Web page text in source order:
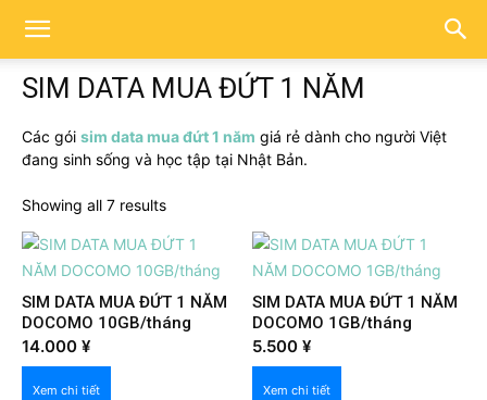
SIM DATA MUA ĐỨT 1 NĂM
Các gói sim data mua đứt 1 năm giá rẻ dành cho người Việt
đang sinh sống và học tập tại Nhật Bản.
Showing all 7 results
SIM DATA MUA ĐỨT 1 NĂM
DOCOMO 10GB/tháng
14.000 ¥
Xem chi tiết
SIM DATA MUA ĐỨT 1 NĂM
DOCOMO 1GB/tháng
5.500¥
Xem chi tiết